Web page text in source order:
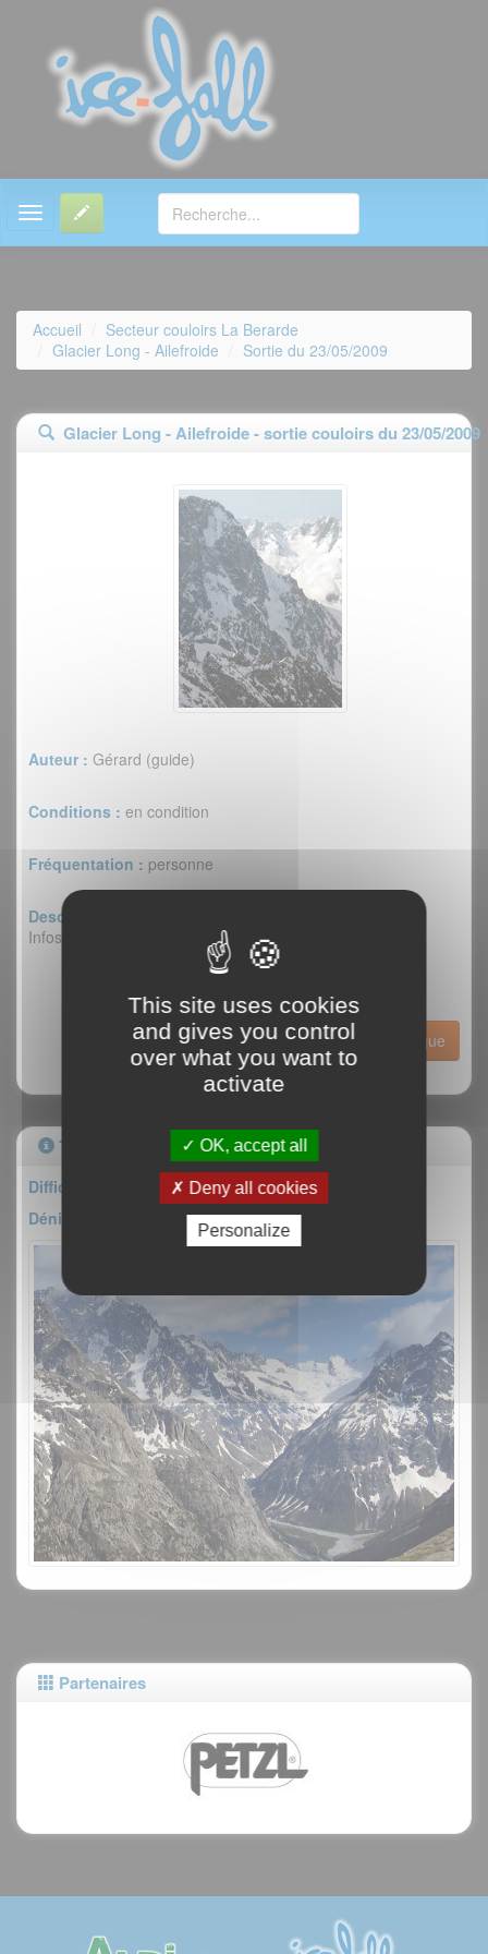
MENU
Accueil
Secteur couloirs La Berarde
Glacier Long - Ailefroide
Sortie du 23/05/2009
Glacier Long - Ailefroide - sortie couloirs du 23/05/2009
Auteur : Gérard (guide)
Conditions : en condition
Fréquentation : personne
Descriptif :
Infos de visu !
Historique
Topo
Difficulté : D
Dénivelé : 800m
Partenaires
This site uses cookies
and gives you control
over what you want to
activate
OK, accept all
Deny all cookies
Personalize